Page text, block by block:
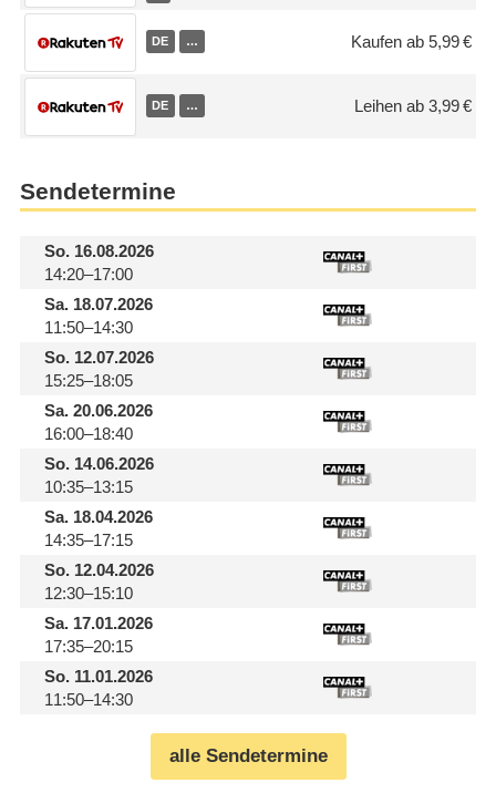
DE … Kaufen ab 5,99 €
DE … Leihen ab 3,99 €
Sendetermine
So.16.08.2026
14:20–17:00
Sa.18.07.2026
11:50–14:30
So.12.07.2026
15:25–18:05
Sa.20.06.2026
16:00–18:40
So.14.06.2026
10:35–13:15
Sa.18.04.2026
14:35–17:15
So.12.04.2026
12:30–15:10
Sa.17.01.2026
17:35–20:15
So.11.01.2026
11:50–14:30
alle Sendetermine